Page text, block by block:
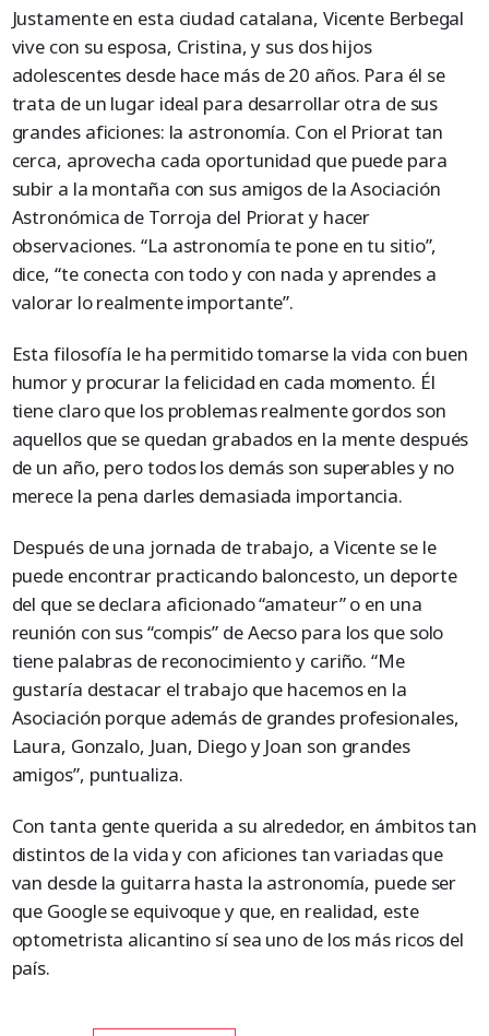
Justamente en esta ciudad catalana, Vicente Berbegal
vive con su esposa, Cristina, y sus dos hijos
adolescentes desde hace más de 20 años. Para él se
trata de un lugar ideal para desarrollar otra de sus
grandes aficiones: la astronomía. Con el Priorat tan
cerca, aprovecha cada oportunidad que puede para
subir a la montaña con sus amigos de la Asociación
Astronómica de Torroja del Priorat y hacer
observaciones. “La astronomía te pone en tu sitio”,
dice, “te conecta con todo y con nada y aprendes a
valorar lo realmente importante”.
Esta filosofía le ha permitido tomarse la vida con buen
humor y procurar la felicidad en cada momento. Él
tiene claro que los problemas realmente gordos son
aquellos que se quedan grabados en la mente después
de un año, pero todos los demás son superables y no
merece la pena darles demasiada importancia.
Después de una jornada de trabajo, a Vicente se le
puede encontrar practicando baloncesto, un deporte
del que se declara aficionado “amateur” o en una
reunión con sus “compis” de Aecso para los que solo
tiene palabras de reconocimiento y cariño. “Me
gustaría destacar el trabajo que hacemos en la
Asociación porque además de grandes profesionales,
Laura, Gonzalo, Juan, Diego y Joan son grandes
amigos”, puntualiza.
Con tanta gente querida a su alrededor, en ámbitos tan
distintos de la vida y con aficiones tan variadas que
van desde la guitarra hasta la astronomía, puede ser
que Google se equivoque y que, en realidad, este
optometrista alicantino sí sea uno de los más ricos del
país.